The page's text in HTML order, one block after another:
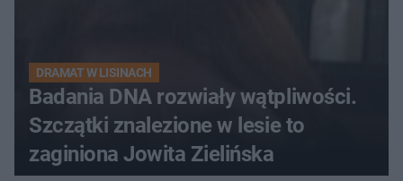
DRAMAT W LISINACH
Badania DNA rozwiały wątpliwości.
Szczątki znalezione w lesie to
zaginiona Jowita Zielińska